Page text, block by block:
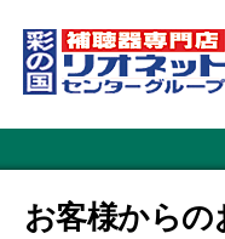
お客様からの